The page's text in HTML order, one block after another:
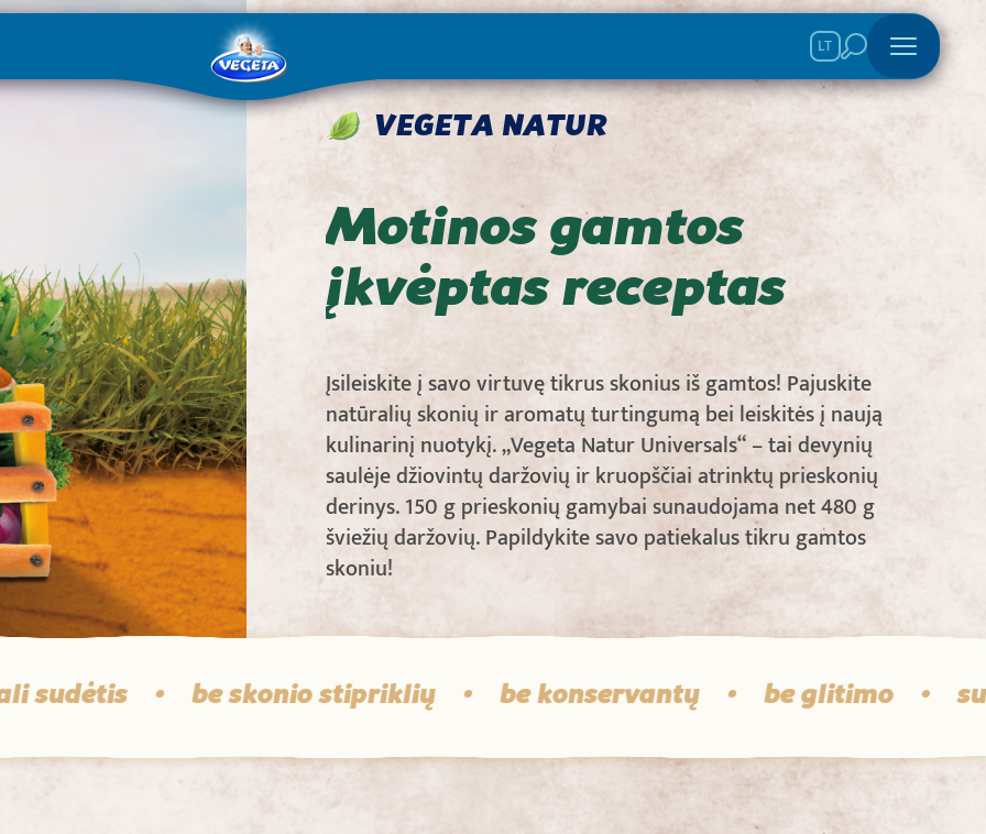
LT
VEGETA NATUR
Motinos gamtos
įkvėptas receptas
Įsileiskite į savo virtuvę tikrus skonius iš gamtos! Pajuskite
natūralių skonių ir aromatų turtingumą bei leiskitės į naują
kulinarinį nuotykį. „Vegeta Natur Universals“ – tai devynių
saulėje džiovintų daržovių ir kruopščiai atrinktų prieskonių
derinys. 150 g prieskonių gamybai sunaudojama net 480 g
šviežių daržovių. Papildykite savo patiekalus tikru gamtos
skoniu!
• be skonio stipriklių • be konservantų • be glitimo • su